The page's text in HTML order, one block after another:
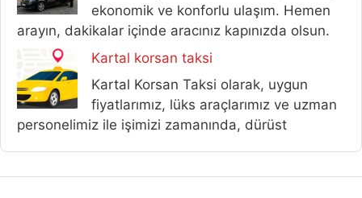
ekonomik ve konforlu ulaşım. Hemen
arayın, dakikalar içinde aracınız kapınızda olsun.
Kartal korsan taksi
Kartal Korsan Taksi olarak, uygun
fiyatlarımız, lüks araçlarımız ve uzman
personelimiz ile işimizi zamanında, dürüst